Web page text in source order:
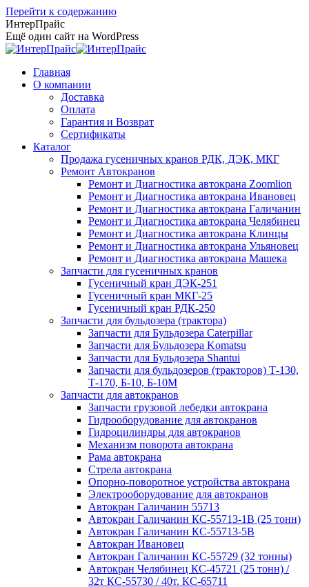
Перейти к содержанию
ИнтерПрайс
Ещё один сайт на WordPress
Главная
О компании
Доставка
Оплата
Гарантия и Возврат
Сертификаты
Каталог
Продажа гусеничных кранов РДК, ДЭК, МКГ
Ремонт Автокранов
Ремонт и Диагностика автокрана Zoomlion
Ремонт и Диагностика автокрана Ивановец
Ремонт и Диагностика автокрана Галичанин
Ремонт и Диагностика автокрана Челябинец
Ремонт и Диагностика автокрана Клинцы
Ремонт и Диагностика автокрана Ульяновец
Ремонт и Диагностика автокрана Машека
Запчасти для гусеничных кранов
Гусеничный кран ДЭК-251
Гусеничный кран МКГ-25
Гусеничный кран РДК-250
Запчасти для бульдозера (трактора)
Запчасти для Бульдозера Caterpillar
Запчасти для Бульдозера Komatsu
Запчасти для Бульдозера Shantui
Запчасти для бульдозеров (тракторов) Т-130,
Т-170, Б-10, Б-10М
Запчасти для автокранов
Запчасти грузовой лебедки автокрана
Гидрооборудование для автокранов
Гидроцилиндры для автокранов
Механизм поворота автокрана
Рама автокрана
Стрела автокрана
Опорно-поворотное устройства автокрана
Электрооборудование для автокранов
Автокран Галичанин 55713
Автокран Галичанин КС-55713-1В (25 тонн)
Автокран Галичанин КС-55713-5В
Автокран Ивановец
Автокран Галичанин КС-55729 (32 тонны)
Автокран Челябинец КС-45721 (25 тонн) /
32т КС-55730 / 40т. КС-65711